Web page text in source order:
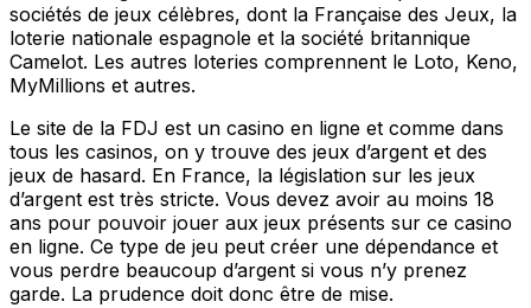
sociétés de jeux célèbres, dont la Française des Jeux, la
loterie nationale espagnole et la société britannique
Camelot. Les autres loteries comprennent le Loto, Keno,
MyMillions et autres.
Le site de la FDJ est un casino en ligne et comme dans
tous les casinos, on y trouve des jeux d’argent et des
jeux de hasard. En France, la législation sur les jeux
d’argent est très stricte. Vous devez avoir au moins 18
ans pour pouvoir jouer aux jeux présents sur ce casino
en ligne. Ce type de jeu peut créer une dépendance et
vous perdre beaucoup d’argent si vous n’y prenez
garde. La prudence doit donc être de mise.